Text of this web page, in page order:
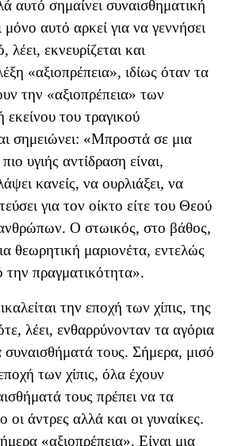
αυτό σημαίνει συναισθηματική
αυτό αρκεί για να γεννήσει
λέει, εκνευρίζεται και
«αξιοπρέπεια», ιδίως όταν τα
την «αξιοπρέπεια» των
του τραγικού
σημειώνει: «Μπροστά σε μια
υγιής αντίδραση είναι,
κανείς, να ουρλιάξει, να
για τον οίκτο είτε του Θεού
Ο στωικός, στο βάθος,
θεωρητική μαριονέτα, εντελώς
πραγματικότητα».
την εποχή των χίπις, της
λέει, ενθαρρύνονταν τα αγόρια
συναισθήματά τους. Σήμερα, μισό
των χίπις, όλα έχουν
τους πρέπει να τα
οι άντρες αλλά και οι γυναίκες.
«αξιοπρέπεια». Είναι μια